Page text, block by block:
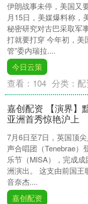
伊朗战事未停，美国又
月15日，美媒爆料称，
秘密研究对古巴采取军
打就要打穿 今年初，美
管”委内瑞拉....
今日云策
查看： 104 分类：
嘉创配资 【演界】
亚洲首秀惊艳沪上
7月6日至7日，英国顶
声合唱团（Tenebrae）
乐节（MISA），完成
洲演出。 这支由前国王
音奈杰....
嘉创配资